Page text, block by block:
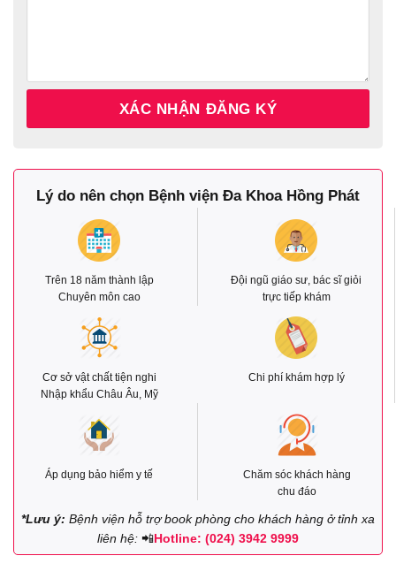
Lý do nên chọn Bệnh viện Đa Khoa Hồng Phát
Trên 18 năm thành lập
Chuyên môn cao
Đội ngũ giáo sư, bác sĩ giỏi
trực tiếp khám
Cơ sở vật chất tiện nghi
Nhập khẩu Châu Âu, Mỹ
Chi phí khám hợp lý
Áp dụng bảo hiểm y tế
Chăm sóc khách hàng
chu đáo
*Lưu ý: Bệnh viện hỗ trợ book phòng cho khách hàng ở tỉnh xa
liên hệ: 📲Hotline: (024) 3942 9999